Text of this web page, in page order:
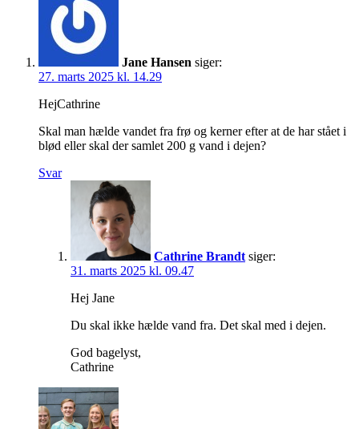
Jane Hansen siger:
27. marts 2025 kl. 14.29
HejCathrine
Skal man hælde vandet fra frø og kerner efter at de har stået i
blød eller skal der samlet 200 g vand i dejen?
Svar
Cathrine Brandt siger:
31. marts 2025 kl. 09.47
Hej Jane
Du skal ikke hælde vand fra. Det skal med i dejen.
God bagelyst,
Cathrine